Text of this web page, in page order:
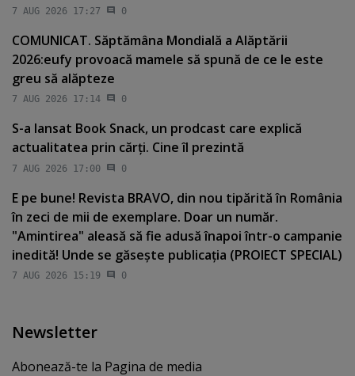
7 AUG 2026 17:27 0
COMUNICAT. Săptămâna Mondială a Alăptării
2026:eufy provoacă mamele să spună de ce le este
greu să alăpteze
7 AUG 2026 17:14 0
S-a lansat Book Snack, un prodcast care explică
actualitatea prin cărţi. Cine îl prezintă
7 AUG 2026 17:00 0
E pe bune! Revista BRAVO, din nou tipărită în România
în zeci de mii de exemplare. Doar un număr.
"Amintirea" aleasă să fie adusă înapoi într-o campanie
inedită! Unde se găseşte publicaţia (PROIECT SPECIAL)
7 AUG 2026 15:19 0
Newsletter
Abonează-te la Pagina de media